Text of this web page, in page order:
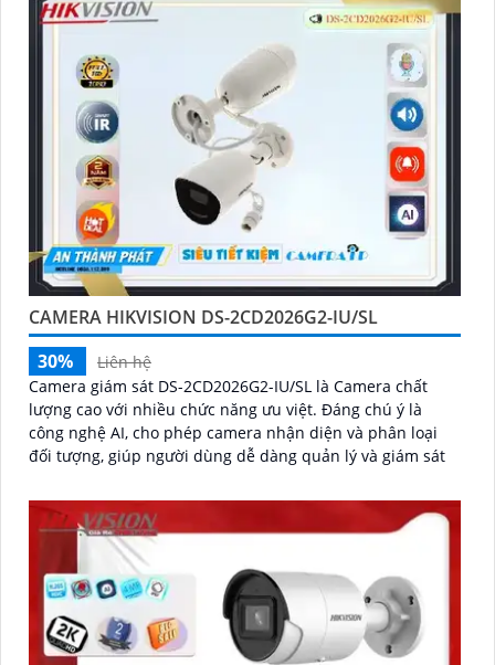
CAMERA HIKVISION DS-2CD2026G2-IU/SL
30%
Liên hệ
Camera giám sát DS-2CD2026G2-IU/SL là Camera chất
lượng cao với nhiều chức năng ưu việt. Đáng chú ý là
công nghệ AI, cho phép camera nhận diện và phân loại
đối tượng, giúp người dùng dễ dàng quản lý và giám sát